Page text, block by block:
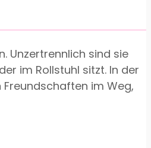
Unzertrennlich sind sie
im Rollstuhl sitzt. In der
im Weg,